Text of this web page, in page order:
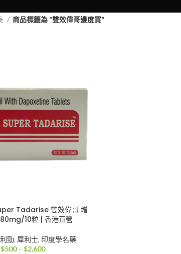
商品標籤為 “雙效偉哥邊度買”
Tadarise 雙效偉哥 增
10粒 | 香港直營
勁, 犀利士, 印度學名藥
$500 – $2,600價